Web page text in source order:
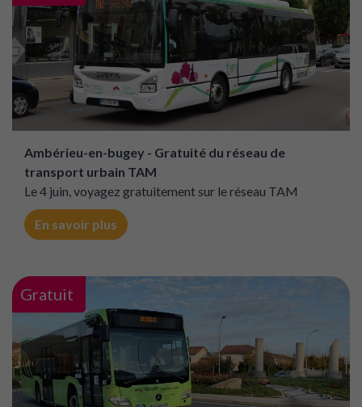
Ambérieu-en-bugey - Gratuité du réseau de
transport urbain TAM
Le 4 juin, voyagez gratuitement sur le réseau TAM
En savoir plus
Gratuit